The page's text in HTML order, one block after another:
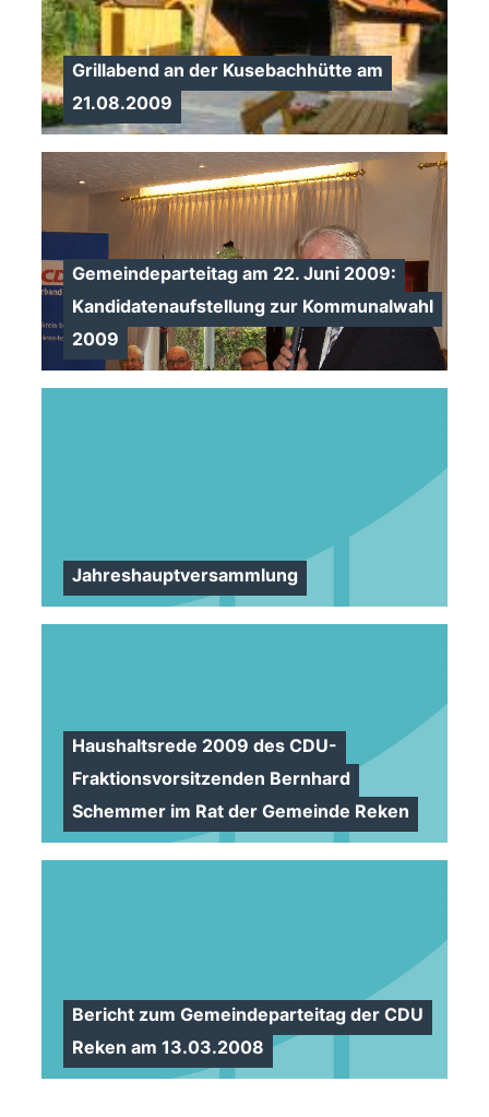
>
Grillabend an der Kusebachhütte am
21.08.2009
>
Gemeindeparteitag am 22. Juni 2009:
Kandidatenaufstellung zur Kommunalwahl
2009
Jahreshauptversammlung
Haushaltsrede 2009 des CDU-
Fraktionsvorsitzenden Bernhard
Schemmer im Rat der Gemeinde Reken
Bericht zum Gemeindeparteitag der CDU
Reken am 13.03.2008